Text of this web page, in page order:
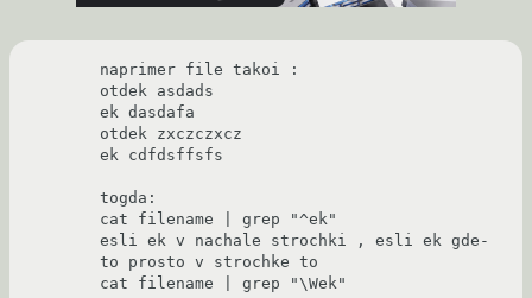
naprimer file takoi :
otdek asdads
ek dasdafa
otdek zxczczxcz
ek cdfdsffsfs
togda:
cat filename | grep "^ek"
esli ek v nachale strochki , esli ek gde-
to prosto v strochke to
cat filename | grep "\Wek"